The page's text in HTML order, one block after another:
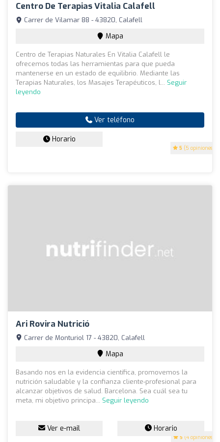
Centro De Terapias Vitalia Calafell
5 (5 opiniones)
Carrer de Vilamar 88 - 43820, Calafell
Mapa
Centro de Terapias Naturales En Vitalia Calafell le
ofrecemos todas las herramientas para que pueda
mantenerse en un estado de equilibrio. Mediante las
Terapias Naturales, los Masajes Terapéuticos, l... Seguir
leyendo
Ver teléfono
Horario
Ari Rovira Nutrició
5 (4 opiniones)
Carrer de Monturiol 17 - 43820, Calafell
Mapa
Basando nos en la evidencia científica, promovemos la
nutrición saludable y la confianza cliente-profesional para
alcanzar objetivos de salud. Barcelona. Sea cuál sea tu
meta, mi objetivo principa... Seguir leyendo
Ver e-mail Horario